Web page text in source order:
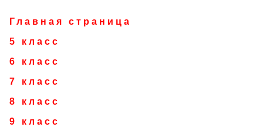
Главная страница
5 класс
6 класс
7 класс
8 класс
9 класс